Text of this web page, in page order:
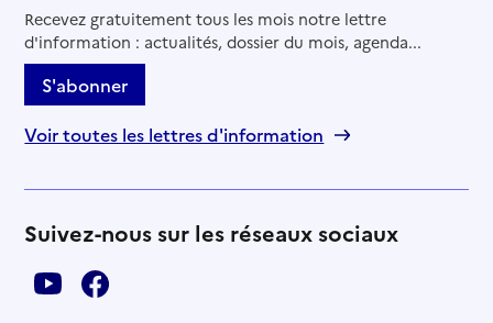
Recevez gratuitement tous les mois notre lettre
d'information : actualités, dossier du mois, agenda...
S'abonner
Voir toutes les lettres d'information
Suivez-nous sur les réseaux sociaux